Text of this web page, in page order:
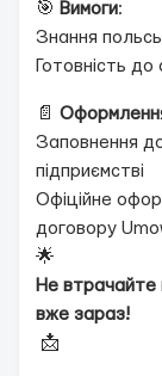
🎯 Вимоги:
Знання
Готовність
📄
Заповнення
підприємстві
Офіційне
договору
🌟
Не втрачайте
вже зараз!
📩